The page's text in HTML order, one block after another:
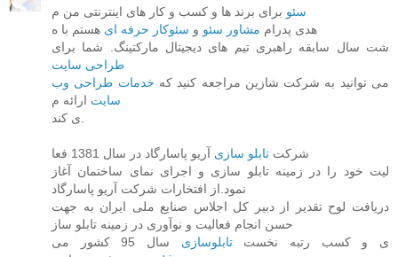
سئو برای برند ها و کسب و کار های اینترنتی من م
هدی پدرام مشاور سئو و سئوکار حرفه ای هستم با ه
شت سال سابقه راهبری تیم های دیجیتال مارکتینگ. شما برای
طراحی سایت
می توانید به شرکت شازین مراجعه کنید که خدمات طراحی وب
سایت ارائه م
شرکت تابلو سازی آریو پاسارگاد در سال 1381 فعا
لیت خود را در زمینه تابلو سازی و اجرای نمای ساختمان آغاز
نمود.از افتخارات شرکت آریو پاسارگاد
دریافت لوح تقدیر از دبیر کل اجلاس صنایع ملی ایران به جهت
حسن انجام فعالیت و نوآوری در زمینه تابلو ساز
ی و کسب رتبه نخستتابلوسازی
سال 95 کشور می